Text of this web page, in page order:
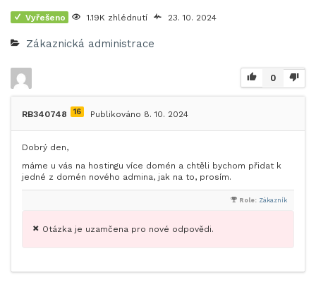
Vyřešeno 1.19K zhlédnutí 23. 10. 2024
Zákaznická administrace
0
RB340748 16 Publikováno 8. 10. 2024
Dobrý den,
máme u vás na hostingu více domén a chtěli bychom přidat k
jedné z domén nového admina, jak na to, prosím.
Role: Zákazník
Otázka je uzamčena pro nové odpovědi.